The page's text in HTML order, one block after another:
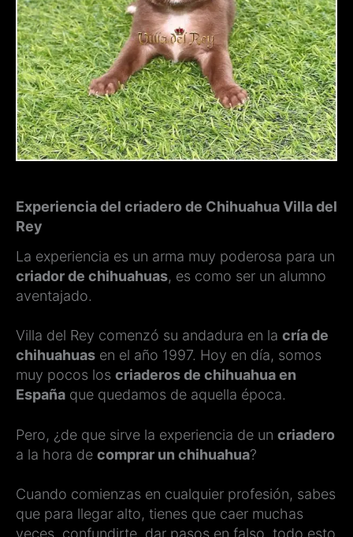
Experiencia del criadero de Chihuahua Villa del
Rey
La experiencia es un arma muy poderosa para un
criador de chihuahuas, es como ser un alumno
aventajado.
Villa del Rey comenzó su andadura en la cría de
chihuahuas en el año 1997. Hoy en día, somos
muy pocos los criaderos de chihuahua en
España que quedamos de aquella época.
Pero, ¿de que sirve la experiencia de un criadero
a la hora de comprar un chihuahua?
Cuando comienzas en cualquier profesión, sabes
que para llegar alto, tienes que caer muchas